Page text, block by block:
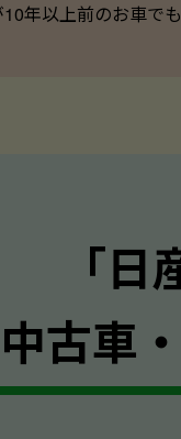
年以上前のお車で
｢日
古車